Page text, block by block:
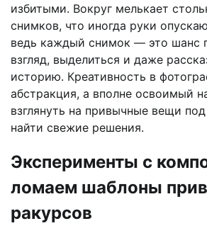
избитыми. Вокруг мелькает
снимков, что иногда руки
ведь каждый снимок — это шанс
взгляд, выделиться и даже
историю. Креативность в
абстракция, а вполне освоимый
взглянуть на привычные вещи
найти свежие решения.
Эксперименты с
ломаем шаблоны
ракурсов